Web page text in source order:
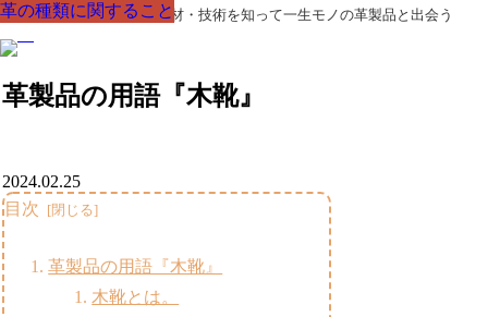
革製品の部品の呼び名・素材・技術を知って一生モノの革製品と出会う
革製品の用語『木靴』
革の種類に関すること
2024.02.25
目次
革製品の用語『木靴』
木靴とは。
革の種類に関すること
革の種類に関すること
革の種類に関すること
革の種類に関すること
革の種類に関すること
革の種類に関すること